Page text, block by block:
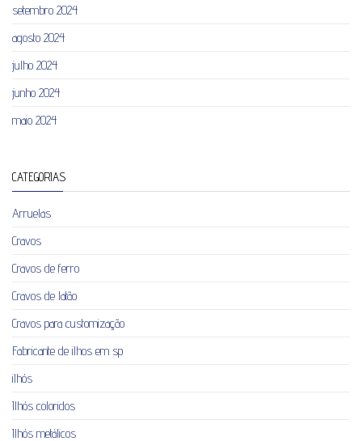
setembro 2024
agosto 2024
julho 2024
junho 2024
maio 2024
CATEGORIAS
Arruelas
Cravos
Cravos de ferro
Cravos de latão
Cravos para customização
Fabricante de ilhos em sp
ilhós
Ilhós coloridos
Ilhós metálicos